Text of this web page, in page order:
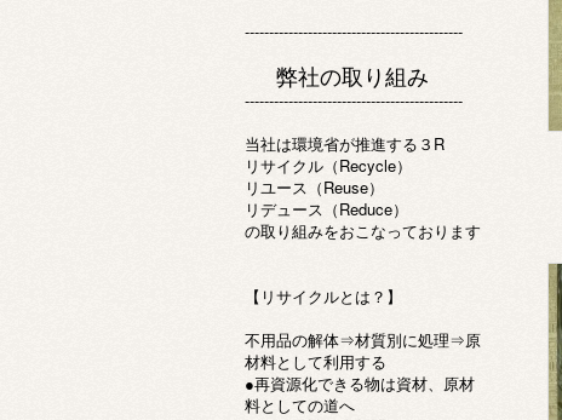
---------------------------------------------
弊社の取り組み
---------------------------------------------
当社は環境省が推進する３R
リサイクル（Recycle）
リユース（Reuse）
リデュース（Reduce）
の取り組みをおこなっております
【リサイクルとは？】
不用品の解体⇒材質別に処理⇒原
材料として利用する
●再資源化できる物は資材、原材
料としての道へ